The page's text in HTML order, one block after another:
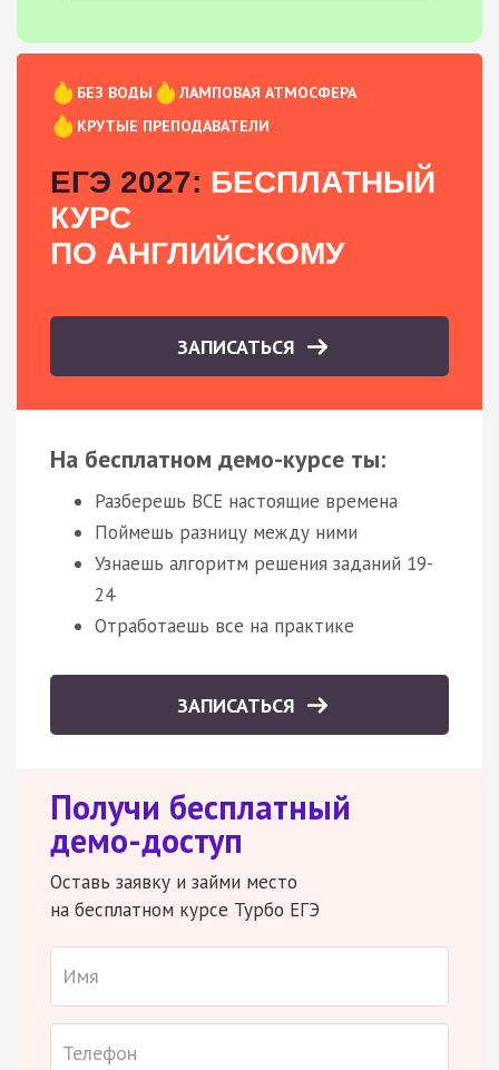
БЕЗ ВОДЫ
ЛАМПОВАЯ АТМОСФЕРА
КРУТЫЕ ПРЕПОДАВАТЕЛИ
ЕГЭ 2027: БЕСПЛАТНЫЙ
КУРС
ПО АНГЛИЙСКОМУ
ЗАПИСАТЬСЯ
На бесплатном демо-курсе ты:
Разберешь ВСЕ настоящие времена
Поймешь разницу между ними
Узнаешь алгоритм решения заданий 19-
24
Отработаешь все на практике
ЗАПИСАТЬСЯ
Получи бесплатный
демо-доступ
Оставь заявку и займи место
на бесплатном курсе Турбо ЕГЭ